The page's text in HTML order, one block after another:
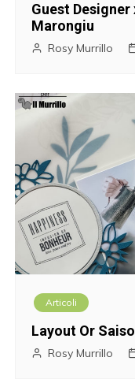
Guest
Marongiu
Rosy Murrillo
Articoli
Layout Or
Rosy Murrillo